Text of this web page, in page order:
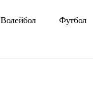
Волейбол Футбол